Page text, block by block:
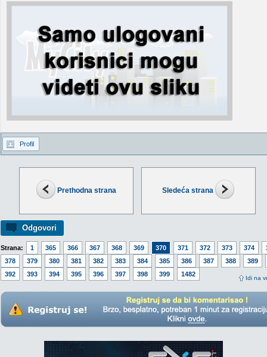
Prethodna strana Sledeća strana
Odgovori
Strana: 1 365 366 367 368 369 370 371 372 373 374
378
379 380 381 382 383 384 385 386 387 388
389
392
393 394 395 396 397 398 399 1482
Idi na
Profil